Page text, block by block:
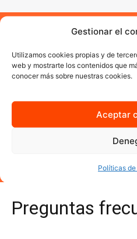
Gestionar el
Utilizamos cookies propias y de
web y mostrarte los contenidos que
conocer más sobre nuestras cookies.
Aceptar
Políticas
Impulsamos
Redes
estrategias reales, cercanas y
Quiero más
Preguntas